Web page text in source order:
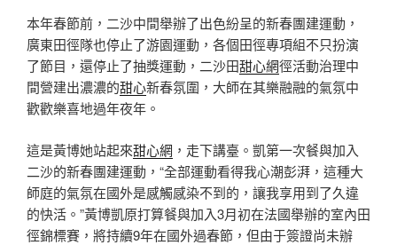
本年春節前，二沙中間舉辦了出色紛呈的新春團建運動，
廣東田徑隊也停止了游園運動，各個田徑專項組不只扮演
了節目，還停止了抽獎運動，二沙田甜心網徑活動治理中
間營建出濃濃的甜心新春氛圍，大師在其樂融融的氣氛中
歡歡樂喜地過年夜年。
這是黃博她站起來甜心網 ，走下講臺。凱第一次餐與加入
二沙的新春團建運動，“全部運動看得我心潮彭湃，這種大
師庭的氣氛在國外是感觸感染不到的，讓我享用到了久違
的快活。”黃博凱原打算餐與加入3月初在法國舉辦的室內田
徑錦標賽，將持續9年在國外過春節，但由于簽證尚未辦